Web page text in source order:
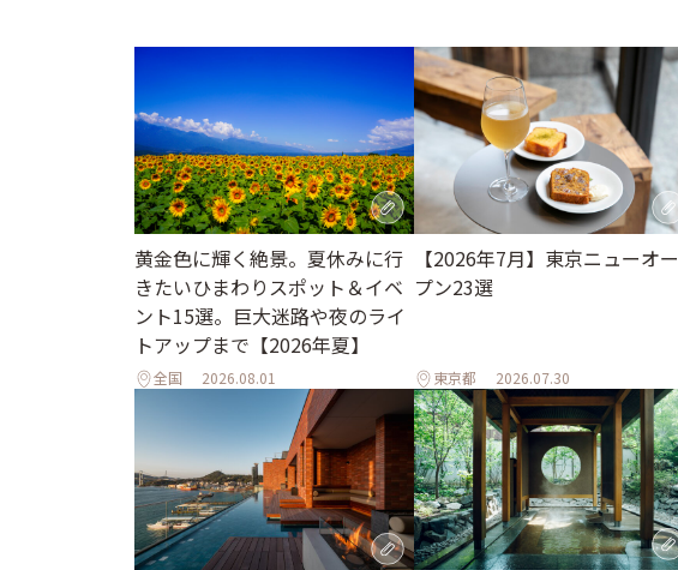
黄金色に輝く絶景。夏休みに行
きたいひまわりスポット＆イベ
ント15選。巨大迷路や夜のライ
トアップまで【2026年夏】
全国 2026.08.01
【2026年7月】東京ニューオー
プン23選
東京都 2026.07.30